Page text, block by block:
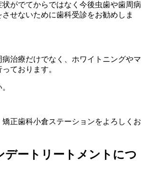
がでてからではなく今後虫歯や歯周病
せないために歯科受診をお勧めしま
治療だけでなく、ホワイトニングやマ
ております。
正歯科小倉ステーションをよろしくお
デートリートメントにつ